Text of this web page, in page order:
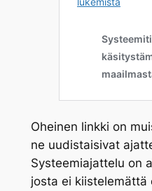
Oheinen linkki on
ne uudistaisivat
Systeemiajattelu on
josta ei kiistelemättä